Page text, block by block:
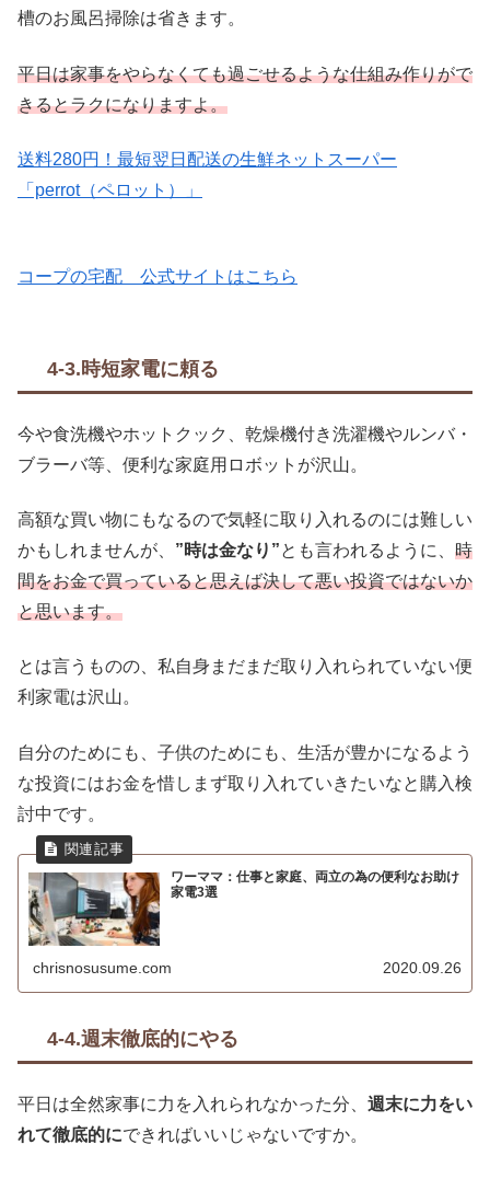
槽のお風呂掃除は省きます。
平日は家事をやらなくても過ごせるような仕組み作りがで
きるとラクになりますよ。
送料280円！最短翌日配送の生鮮ネットスーパー
「perrot（ペロット）」
コープの宅配 公式サイトはこちら
4-3.時短家電に頼る
今や食洗機やホットクック、乾燥機付き洗濯機やルンバ・
ブラーバ等、便利な家庭用ロボットが沢山。
高額な買い物にもなるので気軽に取り入れるのには難しい
かもしれませんが、 ”時は金なり”とも言われるように、 時
間をお金で買っていると思えば決して悪い投資ではないか
と思います。
とは言うものの、私自身まだまだ取り入れられていない便
利家電は沢山。
自分のためにも、子供のためにも、生活が豊かになるよう
な投資にはお金を惜しまず取り入れていきたいなと購入検
討中です。
ワーママ：仕事と家庭、両立の為の便利なお助け
家電3選
chrisnosusume.com 2020.09.26
4-4.週末徹底的にやる
平日は全然家事に力を入れられなかった分、 週末に力をい
れて徹底的にできればいいじゃないですか。